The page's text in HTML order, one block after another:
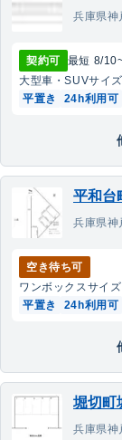
兵庫県神
契約可 最短 8/10
大型車・SUVサイ
平置き
24h利用可
平和台
兵庫県神
空き待ち可
ワンボックスサイ
平置き
24h利用可
堀切町
兵庫県神